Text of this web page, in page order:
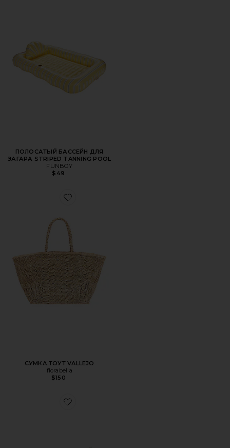
ПОЛОСАТЫЙ БАССЕЙН ДЛЯ
ЗАГАРА STRIPED TANNING POOL
FUNBOY
$49
Favorite СУМКА ТОУТ VALLEJO
СУМКА ТОУТ VALLEJO
florabella
$150
Favorite ПЛЯЖНОЕ КРЕСЛО RECLINING BEACH CHAIR